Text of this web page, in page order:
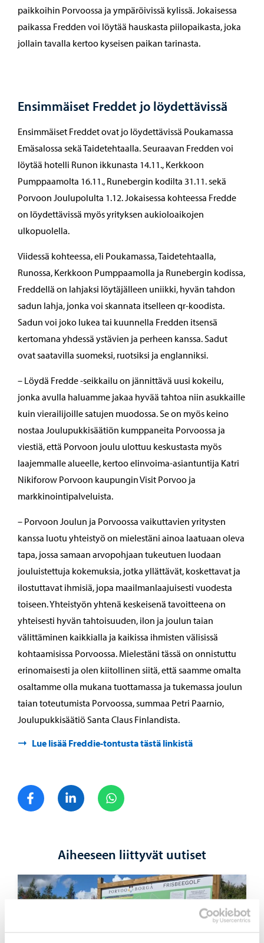
paikkoihin Porvoossa ja ympäröivissä kylissä. Jokaisessa
paikassa Fredden voi löytää hauskasta piilopaikasta, joka
jollain tavalla kertoo kyseisen paikan tarinasta.
Ensimmäiset Freddet jo löydettävissä
Ensimmäiset Freddet ovat jo löydettävissä Poukamassa
Emäsalossa sekä Taidetehtaalla. Seuraavan Fredden voi
löytää hotelli Runon ikkunasta 14.11., Kerkkoon
Pumppaamolta 16.11., Runebergin kodilta 31.11. sekä
Porvoon Joulupolulta 1.12. Jokaisessa kohteessa Fredde
on löydettävissä myös yrityksen aukioloaikojen
ulkopuolella.
Viidessä kohteessa, eli Poukamassa, Taidetehtaalla,
Runossa, Kerkkoon Pumppaamolla ja Runebergin kodissa,
Freddellä on lahjaksi löytäjälleen uniikki, hyvän tahdon
sadun lahja, jonka voi skannata itselleen qr-koodista.
Sadun voi joko lukea tai kuunnella Fredden itsensä
kertomana yhdessä ystävien ja perheen kanssa. Sadut
ovat saatavilla suomeksi, ruotsiksi ja englanniksi.
– Löydä Fredde -seikkailu on jännittävä uusi kokeilu,
jonka avulla haluamme jakaa hyvää tahtoa niin asukkaille
kuin vierailijoille satujen muodossa. Se on myös keino
nostaa Joulupukkisäätiön kumppaneita Porvoossa ja
viestiä, että Porvoon joulu ulottuu keskustasta myös
laajemmalle alueelle, kertoo elinvoima-asiantuntija Katri
Nikiforow Porvoon kaupungin Visit Porvoo ja
markkinointipalveluista.
– Porvoon Joulun ja Porvoossa vaikuttavien yritysten
kanssa luotu yhteistyö on mielestäni ainoa laatuaan oleva
tapa, jossa samaan arvopohjaan tukeutuen luodaan
jouluistettuja kokemuksia, jotka yllättävät, koskettavat ja
ilostuttavat ihmisiä, jopa maailmanlaajuisesti vuodesta
toiseen. Yhteistyön yhtenä keskeisenä tavoitteena on
yhteisesti hyvän tahtoisuuden, ilon ja joulun taian
välittäminen kaikkialla ja kaikissa ihmisten välisissä
kohtaamisissa Porvoossa. Mielestäni tässä on onnistuttu
erinomaisesti ja olen kiitollinen siitä, että saamme omalta
osaltamme olla mukana tuottamassa ja tukemassa joulun
taian toteutumista Porvoossa, summaa Petri Paarnio,
Joulupukkisäätiö Santa Claus Finlandista.
Lue lisää Freddie-tontusta tästä linkistä
Jaa FacebookJaa LinkedIn
Aiheeseen liittyvät uutiset